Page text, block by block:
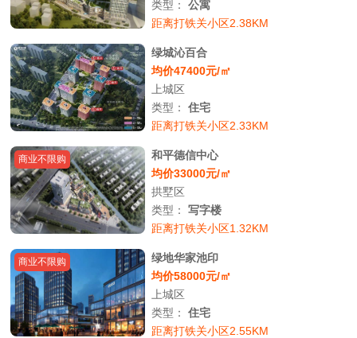
类型：公寓
距离打铁关小区2.38KM
绿城沁百合
均价47400元/㎡
上城区
类型：住宅
距离打铁关小区2.33KM
商业不限购
和平德信中心
均价33000元/㎡
拱墅区
类型：写字楼
距离打铁关小区1.32KM
商业不限购
绿地华家池印
均价58000元/㎡
上城区
类型：住宅
距离打铁关小区2.55KM